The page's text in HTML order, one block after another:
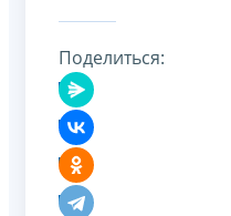
Поделиться: